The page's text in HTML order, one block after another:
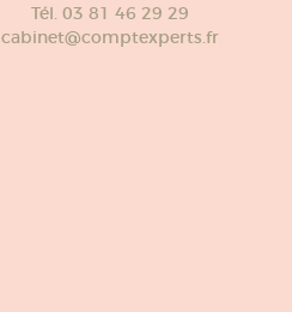
Tél. 03 81 46 29 29
cabinet@comptexperts.fr